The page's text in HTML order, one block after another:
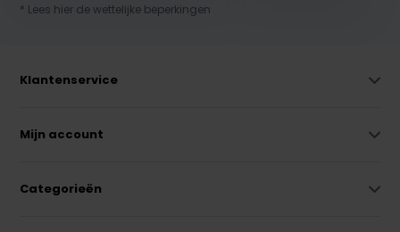
* Lees hier de wettelijke beperkingen
Klantenservice
Mijn account
Categorieën